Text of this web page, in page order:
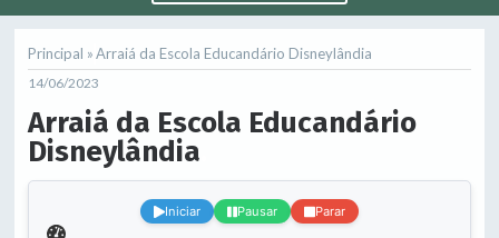
Principal » Arraiá da Escola Educandário Disneylândia
14/06/2023
Arraiá da Escola Educandário
Disneylândia
Iniciar Pausar Parar